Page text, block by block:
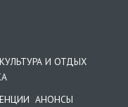
КУЛЬТУРА И ОТДЫХ
АНОНСЫ